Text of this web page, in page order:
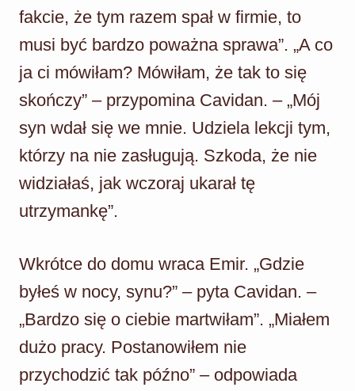
fakcie, że tym razem spał w firmie, to
musi być bardzo poważna sprawa”. „A co
ja ci mówiłam? Mówiłam, że tak to się
skończy” – przypomina Cavidan. – „Mój
syn wdał się we mnie. Udziela lekcji tym,
którzy na nie zasługują. Szkoda, że nie
widziałaś, jak wczoraj ukarał tę
utrzymankę”.
Wkrótce do domu wraca Emir. „Gdzie
byłeś w nocy, synu?” – pyta Cavidan. –
„Bardzo się o ciebie martwiłam”. „Miałem
dużo pracy. Postanowiłem nie
przychodzić tak późno” – odpowiada